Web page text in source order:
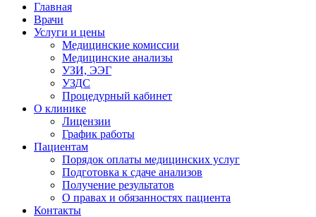
Главная
Врачи
Услуги и цены
Медицинские комиссии
Медицинские анализы
УЗИ, ЭЭГ
УЗДС
Процедурный кабинет
О клинике
Лицензии
График работы
Пациентам
Порядок оплаты медицинских услуг
Подготовка к сдаче анализов
Получение результатов
О правах и обязанностях пациента
Контакты